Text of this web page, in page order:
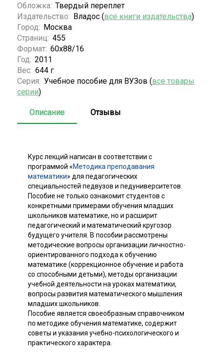
Обложка: Твердый переплет
Издательство: Владос (все книги издательства)
Город: Москва
Страниц: 455
Формат: 60х88/16
Год: 2011
Вес: 644 г
Серия: Учебное пособие для ВУЗов (все товары
серии)
Описание Отзывы
Курс лекций написан в соответствии с
программой «Методика преподавания
математики» для педагогических
специальностей педвузов и педуниверситетов.
Пособие не только ознакомит студентов с
конкретными примерами обучения младших
школьников математике, но и расширит
педагогический и математический кругозор
будущего учителя. В пособии рассмотрены
методические вопросы организации личностно-
ориентированного подхода к обучению
математике (коррекционное обучение и работа
со способными детьми), методы организации
учебной деятельности на уроках математики,
вопросы развития математического мышления
младших школьников.
Пособие является своеобразным справочником
по методике обучения математике, содержит
советы и указания учебно-психологического и
практического характера.